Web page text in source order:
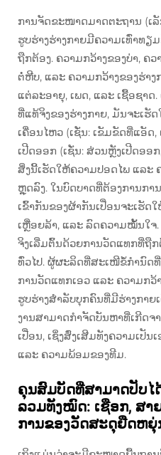
ການຈັດຂະໜາດມາດຕະຖານ (ເ
ຮູບຮ່າງຮ່າງກາຍມີຄວາມເທົ່າທຽ
ຖືກຕ້ອງ. ຄວາມກວ້າງຂອງບ່າ, ຄ
ຕໍ່ຫີບ, ແລະ ຄວາມກວ້າງຂອງຮ່າ
ແຕ່ລະອາຍຸ, ເພດ, ແລະ ເຊື້ອຊາດ
ທີ່ແທ້ຈິງຂອງຮ່າງກາຍ, ມັນຈະເຮັ
ເຄື່ອນໄຫວ (ເຊັ່ນ: ເຂັມຂັດທີ່ແອັດ
ເປີດອອກ (ເຊັ່ນ: ສ່ວນຫຼັງເປີດອອ
ສິ່ງນີ້ເຮັດໃຫ້ຄວາມປອດໄພ ແລະ
ຫຼຸດລົງ. ໃນບົດບາດທີ່ຕ້ອງການກາ
ເຂົ້າກັນຂອງຜ້າກັນເປື່ອນຈະເຮັດ
ເຫຼື່ອຍລ້າ, ແລະ ລົດຄວາມໝັ້ນໃ
ຈິງເລີ່ມຕົ້ນດ້ວຍການວັດແທກທີ່ຖື
ທົ່ວໄປ. ຜູ້ຜະລິດທີ່ສະເໜີຂໍ້ກຳນົດ
ການວັດແທກເອວ ແລະ ຄວາມກວ້
ຮູບຮ່າງສຳລັບບຸກຄົນທີ່ມີຮ່າງກາຍ
ງານສາມາດກຳຈັດບັນຫາທີ່ເກີດຈ
ເປື່ອນ, ເຊິ່ງສົ່ງເສີມທັງຄວາມເປັນ
ແລະ ຄວາມພ້ອມຂອງທີມ.
ຄຸນສົມບັດທີ່ສາມາດປັບ
ລວມທັງໝົດ: ເຊືອກ, ສາ
ການຂອງວັດສະດຸຢືດຫຍຸ່